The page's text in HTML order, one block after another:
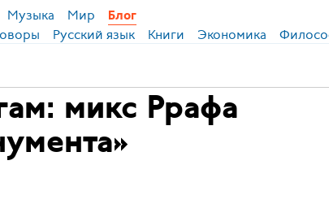
Музыка Мир Блог
Русский язык Книги Экономика
микс Ррафа